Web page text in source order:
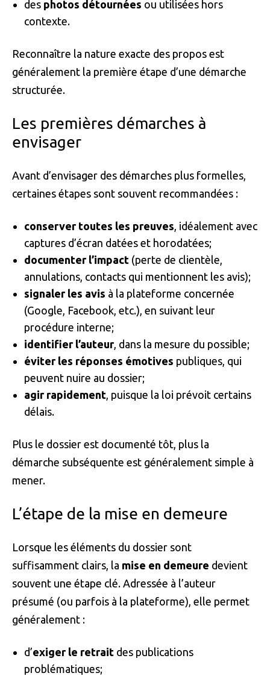
des photos détournées ou utilisées hors
contexte.
Reconnaître la nature exacte des propos est
généralement la première étape d’une démarche
structurée.
Les premières démarches à
envisager
Avant d’envisager des démarches plus formelles,
certaines étapes sont souvent recommandées :
conserver toutes les preuves, idéalement avec
captures d’écran datées et horodatées;
documenter l’impact (perte de clientèle,
annulations, contacts qui mentionnent les avis);
signaler les avis à la plateforme concernée
(Google, Facebook, etc.), en suivant leur
procédure interne;
identifier l’auteur, dans la mesure du possible;
éviter les réponses émotives publiques, qui
peuvent nuire au dossier;
agir rapidement, puisque la loi prévoit certains
délais.
Plus le dossier est documenté tôt, plus la
démarche subséquente est généralement simple à
mener.
L’étape de la mise en demeure
Lorsque les éléments du dossier sont
suffisamment clairs, la mise en demeure devient
souvent une étape clé. Adressée à l’auteur
présumé (ou parfois à la plateforme), elle permet
généralement :
d’exiger le retrait des publications
problématiques;